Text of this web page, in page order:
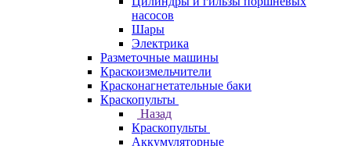
насосов
Шары
Электрика
Разметочные машины
Краскоизмельчители
Красконагнетательные баки
Краскопульты
Назад
Краскопульты
Аккумуляторные